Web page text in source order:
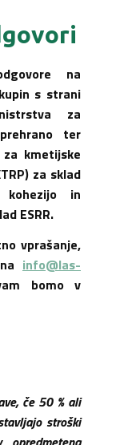
na
s strani
za
ter
kmetijske
za sklad
in
ESRR.
vprašanje,
info@las-
bomo v
če 50 % ali
stroški